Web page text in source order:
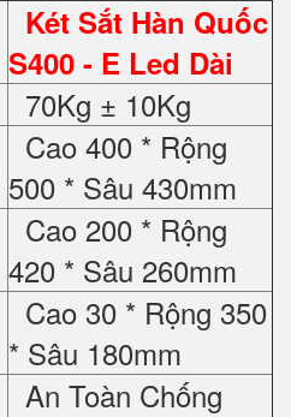
Két Sắt Hàn Quốc
S400 - E Led Dài
70Kg ± 10Kg
Cao 400 * Rộng
500 * Sâu 430mm
Cao 200 * Rộng
420 * Sâu 260mm
Cao 30 * Rộng 350
* Sâu 180mm
An Toàn Chống